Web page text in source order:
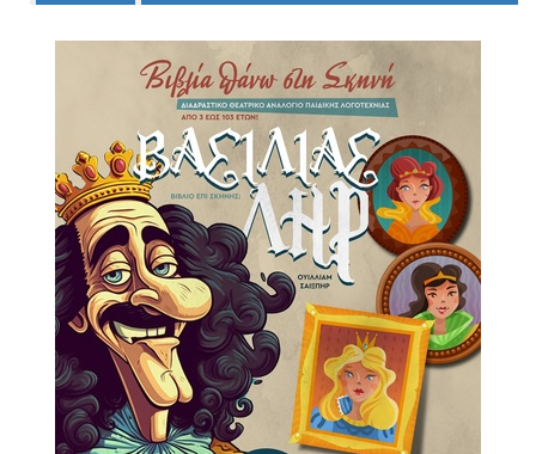
ΠΟΛΙΤΙΣΜΟΣ
ΑΝΘΕΚΤΙΚΗ